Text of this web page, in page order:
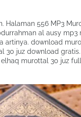
556 MP3
al ausy mp3
artinya. download
30 juz download
murottal 30 juz